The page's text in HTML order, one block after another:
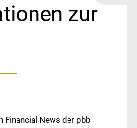
zur
Financial News der pbb